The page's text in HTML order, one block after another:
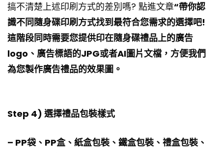
搞不清楚上述印刷方式的差別嗎? 點進文章“帶你認
識不同隨身碟印刷方式找到最符合您需求的選擇吧!
這階段同時需要您提供印在隨身碟禮品上的廣告
logo、廣告標語的JPG或者AI圖片文檔，方便我們
為您製作廣告禮品的效果圖。
Step 4) 選擇禮品包裝樣式
– PP袋、PP盒、紙盒包裝、鐵盒包裝、禮盒包裝、